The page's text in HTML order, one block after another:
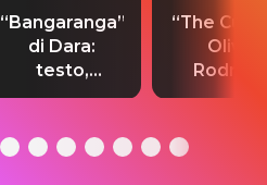
“Bangaranga”
di Dara:
testo,
traduzione e
del singolo
“The
Olivia
testo,